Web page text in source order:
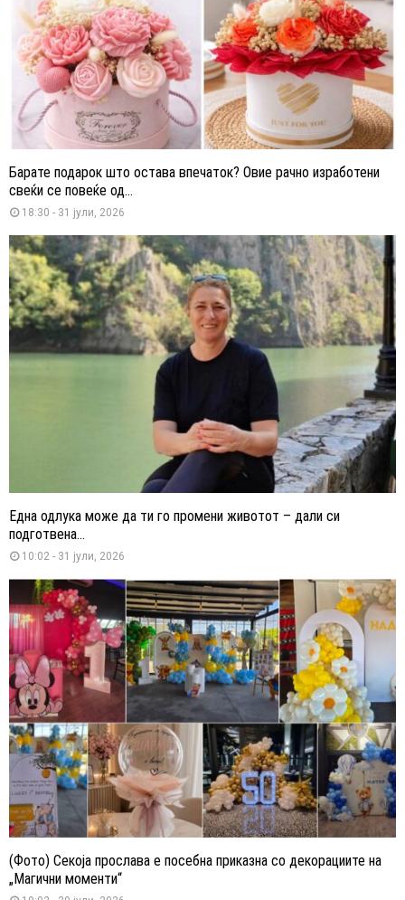
Барате подарок што остава впечаток? Овие рачно изработени
свеќи се повеќе од...
18:30 - 31 јули, 2026
Една одлука може да ти го промени животот – дали си
подготвена...
10:02 - 31 јули, 2026
(Фото) Секоја прослава е посебна приказна со декорациите на
„Магични моменти“